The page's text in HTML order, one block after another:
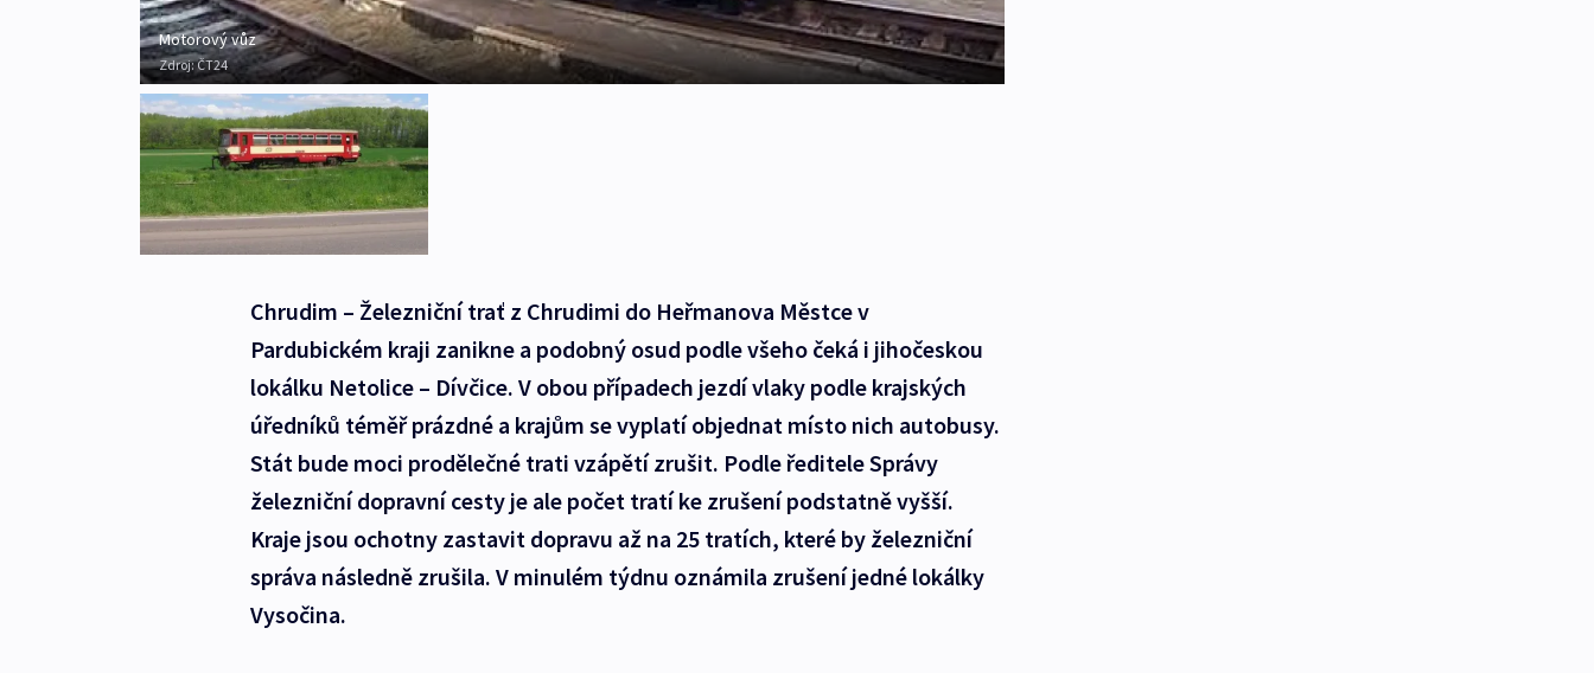
Motorový vůz
Zdroj:ČT24
Chrudim – Železniční trať z Chrudimi do Heřmanova Městce v
Pardubickém kraji zanikne a podobný osud podle všeho čeká i jihočeskou
lokálku Netolice – Dívčice. V obou případech jezdí vlaky podle krajských
úředníků téměř prázdné a krajům se vyplatí objednat místo nich autobusy.
Stát bude moci prodělečné trati vzápětí zrušit. Podle ředitele Správy
železniční dopravní cesty je ale počet tratí ke zrušení podstatně vyšší.
Kraje jsou ochotny zastavit dopravu až na 25 tratích, které by železniční
správa následně zrušila. V minulém týdnu oznámila zrušení jedné lokálky
Vysočina.